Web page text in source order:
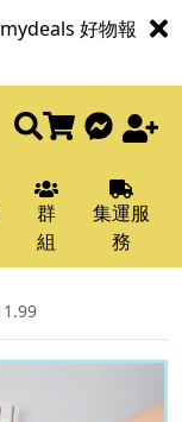
好物報
群
組
集運服
務